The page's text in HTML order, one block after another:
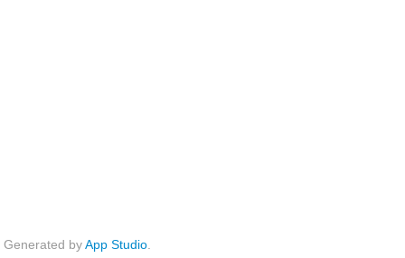
Generated byApp Studio